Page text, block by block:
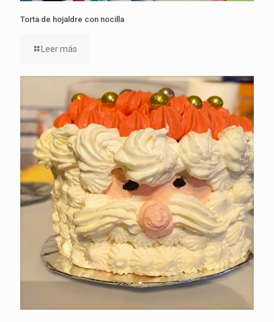
Torta de hojaldre con nocilla
Leer más